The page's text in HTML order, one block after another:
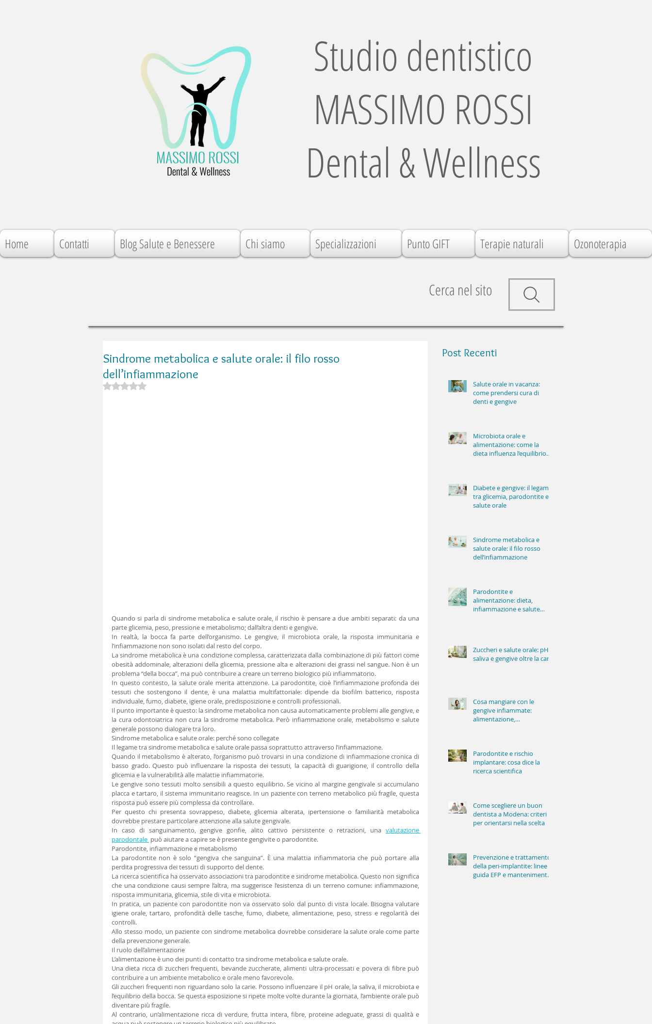
Studio dentistico
MASSIMO ROSSI
Dental & Wellness
Home Contatti Blog Salute e Benessere Chi siamo Specializzazioni Punto GIFT Terapie naturali Ozonoterapia
Cerca nel sito
Sindrome metabolica e salute orale: il filo rosso
dell’infiammazione
Valutazione NaN stelle su 5.
Quando si parla di sindrome metabolica e salute orale, il rischio è pensare a due ambiti separati: da una
parte glicemia, peso, pressione e metabolismo; dall’altra denti e gengive.
In realtà, la bocca fa parte dell’organismo. Le gengive, il microbiota orale, la risposta immunitaria e
l’infiammazione non sono isolati dal resto del corpo.
La sindrome metabolica è una condizione complessa, caratterizzata dalla combinazione di più fattori come
obesità addominale, alterazioni della glicemia, pressione alta e alterazioni dei grassi nel sangue. Non è un
problema “della bocca”, ma può contribuire a creare un terreno biologico più infiammatorio.
In questo contesto, la salute orale merita attenzione. La parodontite, cioè l’infiammazione profonda dei
tessuti che sostengono il dente, è una malattia multifattoriale: dipende da biofilm batterico, risposta
individuale, fumo, diabete, igiene orale, predisposizione e controlli professionali.
Il punto importante è questo: la sindrome metabolica non causa automaticamente problemi alle gengive, e
la cura odontoiatrica non cura la sindrome metabolica. Però infiammazione orale, metabolismo e salute
generale possono dialogare tra loro.
Sindrome metabolica e salute orale: perché sono collegate
Il legame tra sindrome metabolica e salute orale passa soprattutto attraverso l’infiammazione.
Quando il metabolismo è alterato, l’organismo può trovarsi in una condizione di infiammazione cronica di
basso grado. Questo può influenzare la risposta dei tessuti, la capacità di guarigione, il controllo della
glicemia e la vulnerabilità alle malattie infiammatorie.
Le gengive sono tessuti molto sensibili a questo equilibrio. Se vicino al margine gengivale si accumulano
placca e tartaro, il sistema immunitario reagisce. In un paziente con terreno metabolico più fragile, questa
risposta può essere più complessa da controllare.
Per questo chi presenta sovrappeso, diabete, glicemia alterata, ipertensione o familiarità metabolica
dovrebbe prestare particolare attenzione alla salute gengivale.
In caso di sanguinamento, gengive gonfie, alito cattivo persistente o retrazioni, una valutazione
parodontale può aiutare a capire se è presente gengivite o parodontite.
Parodontite, infiammazione e metabolismo
La parodontite non è solo “gengiva che sanguina”. È una malattia infiammatoria che può portare alla
perdita progressiva dei tessuti di supporto del dente.
La ricerca scientifica ha osservato associazioni tra parodontite e sindrome metabolica. Questo non significa
che una condizione causi sempre l’altra, ma suggerisce l’esistenza di un terreno comune: infiammazione,
risposta immunitaria, glicemia, stile di vita e microbiota.
In pratica, un paziente con parodontite non va osservato solo dal punto di vista locale. Bisogna valutare
igiene orale, tartaro, profondità delle tasche, fumo, diabete, alimentazione, peso, stress e regolarità dei
controlli.
Allo stesso modo, un paziente con sindrome metabolica dovrebbe considerare la salute orale come parte
della prevenzione generale.
Il ruolo dell’alimentazione
L’alimentazione è uno dei punti di contatto tra sindrome metabolica e salute orale.
Una dieta ricca di zuccheri frequenti, bevande zuccherate, alimenti ultra-processati e povera di fibre può
contribuire a un ambiente metabolico e orale meno favorevole.
Gli zuccheri frequenti non riguardano solo la carie. Possono influenzare il pH orale, la saliva, il microbiota e
l’equilibrio della bocca. Se questa esposizione si ripete molte volte durante la giornata, l’ambiente orale può
diventare più fragile.
Al contrario, un’alimentazione ricca di verdure, frutta intera, fibre, proteine adeguate, grassi di qualità e
Post Recenti
Salute orale in vacanza:
come prendersi cura di
denti e gengive
Microbiota orale e
alimentazione: come la
dieta influenza l’equilibrio
Diabete e gengive: il legame
tra glicemia, parodontite e
salute orale
Sindrome metabolica e
salute orale: il filo rosso
dell’infiammazione
Parodontite e
alimentazione: dieta,
infiammazione e salute
Zuccheri e salute orale: pH,
saliva e gengive oltre la carie
Cosa mangiare con le
gengive infiammate:
alimentazione,
Parodontite e rischio
implantare: cosa dice la
ricerca scientifica
Come scegliere un buon
dentista a Modena: criteri
per orientarsi nella scelta
Prevenzione e trattamento
della peri-implantite: linee
guida EFP e mantenimento